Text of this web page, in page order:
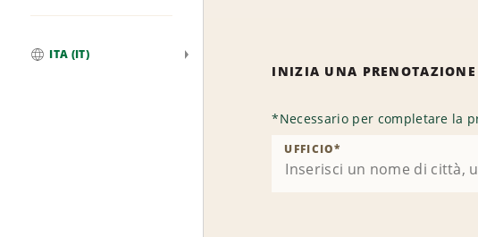
ITA (IT)
INIZIA UNA PRENOTAZIONE
*Necessario per completare la
UFFICIO*